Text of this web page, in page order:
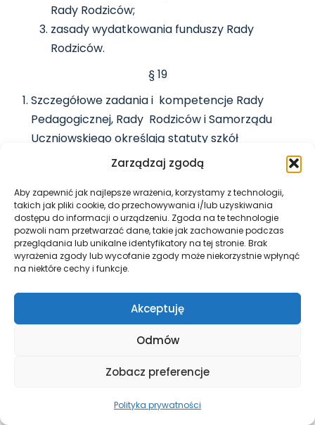
Zarządzaj zgodą
Aby zapewnić jak najlepsze wrażenia, korzystamy z technologii,
takich jak pliki cookie, do przechowywania i/lub uzyskiwania
dostępu do informacji o urządzeniu. Zgoda na te technologie
pozwoli nam przetwarzać dane, takie jak zachowanie podczas
przeglądania lub unikalne identyfikatory na tej stronie. Brak
wyrażenia zgody lub wycofanie zgody może niekorzystnie wpłynąć
na niektóre cechy i funkcje.
Akceptuję
Odmów
Zobacz preferencje
Polityka prywatności
Rady Rodziców;
zasady wydatkowania funduszy Rady
Rodziców.
§ 19
Szczegółowe zadania i kompetencje Rady
Pedagogicznej, Rady Rodziców i Samorządu
Uczniowskiego określają statuty szkół
wchodzących w skład Zespołu.
podejmuje decyzje w granicach posiadanych
kompetencji, zgodnie z prawem oświatowym i ze
statutem Zespołu.
Spory między organami powinny być
rozstrzygane polubownie z zachowaniem zasad
partnerstwa i obiektywizmu.
Spory powinny być rozstrzygane w terminie
możliwie najkrótszym. Termin nie może
przekroczyć 1 miesiąca od ich powstania.
Po wyczerpaniu wszystkich możliwości
z organów może zwrócić się z wnioskiem o